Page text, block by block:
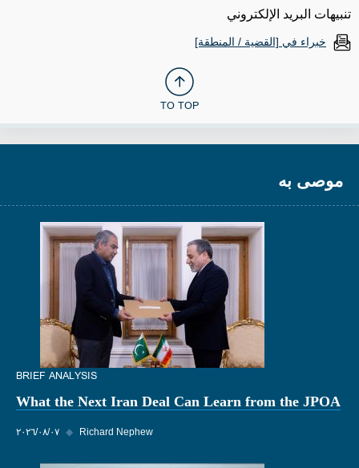
تنبيهات البريد الإلكتروني
خبراء في [القضية / المنطقة]
TO TOP
موصى به
BRIEF ANALYSIS
What the Next Iran Deal Can Learn from the JPOA
٠٧‏/٠٨‏/٢٠٢٦ ◆ Richard Nephew